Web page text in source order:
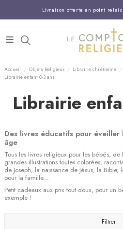
Livraison offerte en point
Entreprise Française familiale
Support client disponible au
Commandez avant 14H,
Accueil Objets Religieux Librairie chrétienne
Librairie enfant 0-3 ans
Librairie
Des livres éducatifs pour
âge
Tous les livres religieux pour les bébés, de
grandes illustrations toutes colorées,
de Joseph, la naissance de Jésus, la
pour la famille...
Petit cadeaux aux prix tout doux, pour un
exemple !
Filtrer